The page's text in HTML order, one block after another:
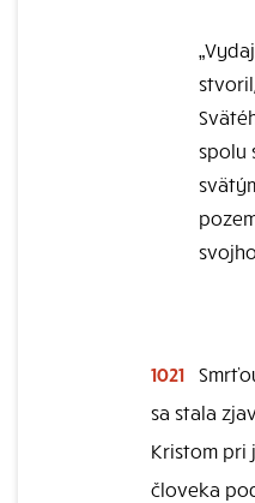
spolu
1021
sa stala
Kristom pri
človeka